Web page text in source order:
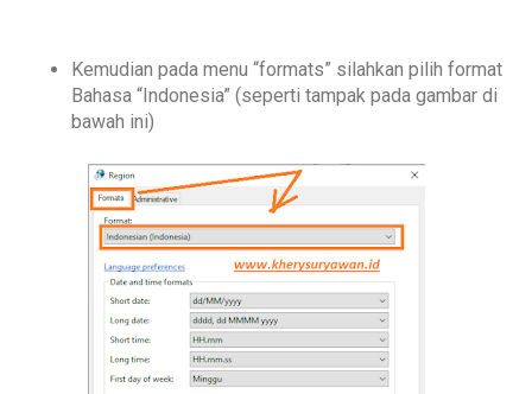
Kemudian pada menu “formats” silahkan pilih format
Bahasa “Indonesia” (seperti tampak pada gambar di
bawah ini)